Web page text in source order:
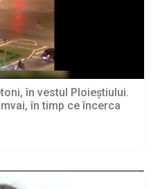
în vestul Ploieștiului.
în timp ce încerca